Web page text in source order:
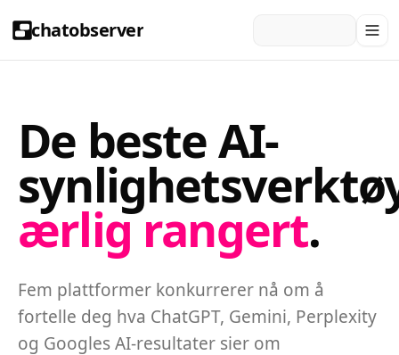
chatobserver
De beste AI-
ærlig rangert.
Fem plattformer konkurrerer nå om å
fortelle deg hva ChatGPT, Gemini, Perplexity
og Googles AI-resultater sier om